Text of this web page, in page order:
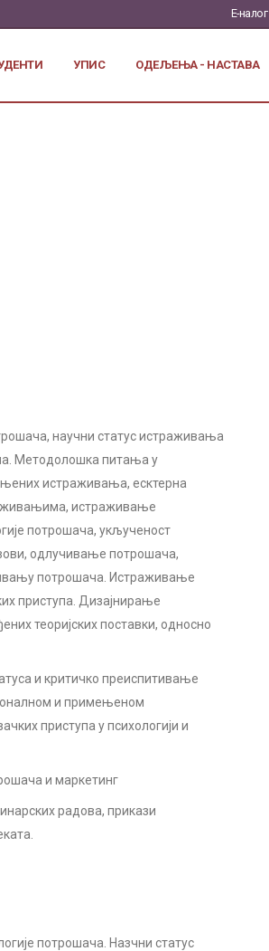
Е-налог
УПИС ОДЕЉЕЊА - НАСТАВА
научни статус истраживања
Методолошка питања у
истраживања, есктерна
истраживање
потрошача, укљученост
одлучивање потрошача,
потрошача. Истраживање
приступа. Дизајнирање
теоријских поставки, односно
и критичко преиспитивање
и примењеном
приступа у психологији и
и маркетинг
радова, прикази
потрошача. Назчни статус